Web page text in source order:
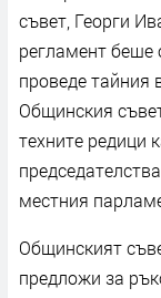
съвет, Георги
регламент беше
проведе тайния
Общинския
техните редици
местния
Общинският
предложи за